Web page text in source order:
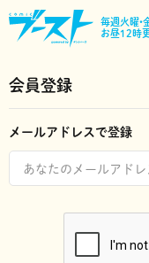
毎週火曜•
お昼12時
会員登録
メールアドレスで登録